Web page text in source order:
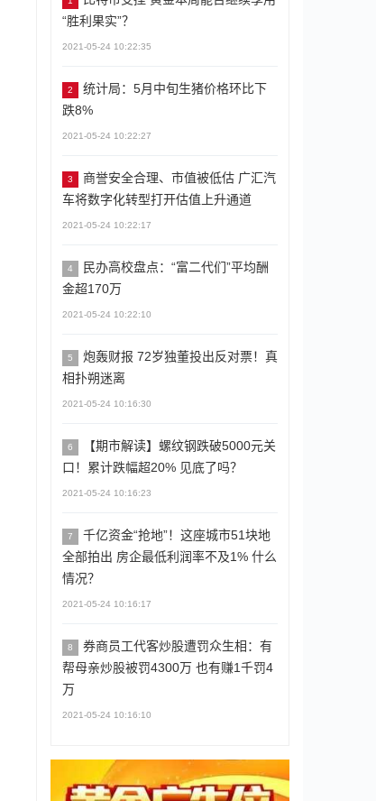
“胜利果实”？
2021-05-24 10:22:35
2
统计局：5月中旬生猪价格环比下
跌8%
2021-05-24 10:22:27
3
商誉安全合理、市值被低估 广汇汽
车将数字化转型打开估值上升通道
2021-05-24 10:22:17
4
民办高校盘点：“富二代们”平均酬
金超170万
2021-05-24 10:22:10
5
炮轰财报 72岁独董投出反对票！真
相扑朔迷离
2021-05-24 10:16:30
6
【期市解读】螺纹钢跌破5000元关
口！累计跌幅超20% 见底了吗？
2021-05-24 10:16:23
7
千亿资金“抢地”！这座城市51块地
全部拍出 房企最低利润率不及1% 什么
情况？
2021-05-24 10:16:17
8
券商员工代客炒股遭罚众生相：有
帮母亲炒股被罚4300万 也有赚1千罚4
万
2021-05-24 10:16:10